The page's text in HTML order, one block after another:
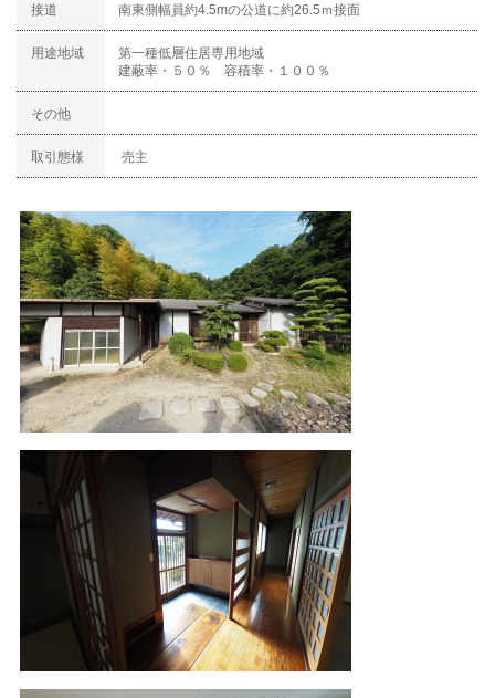
接道 南東側幅員約4.5mの公道に約26.5ｍ接面
用途地域
第一種低層住居専用地域
建蔽率・５０％ 容積率・１００％
その他
取引態様 売主